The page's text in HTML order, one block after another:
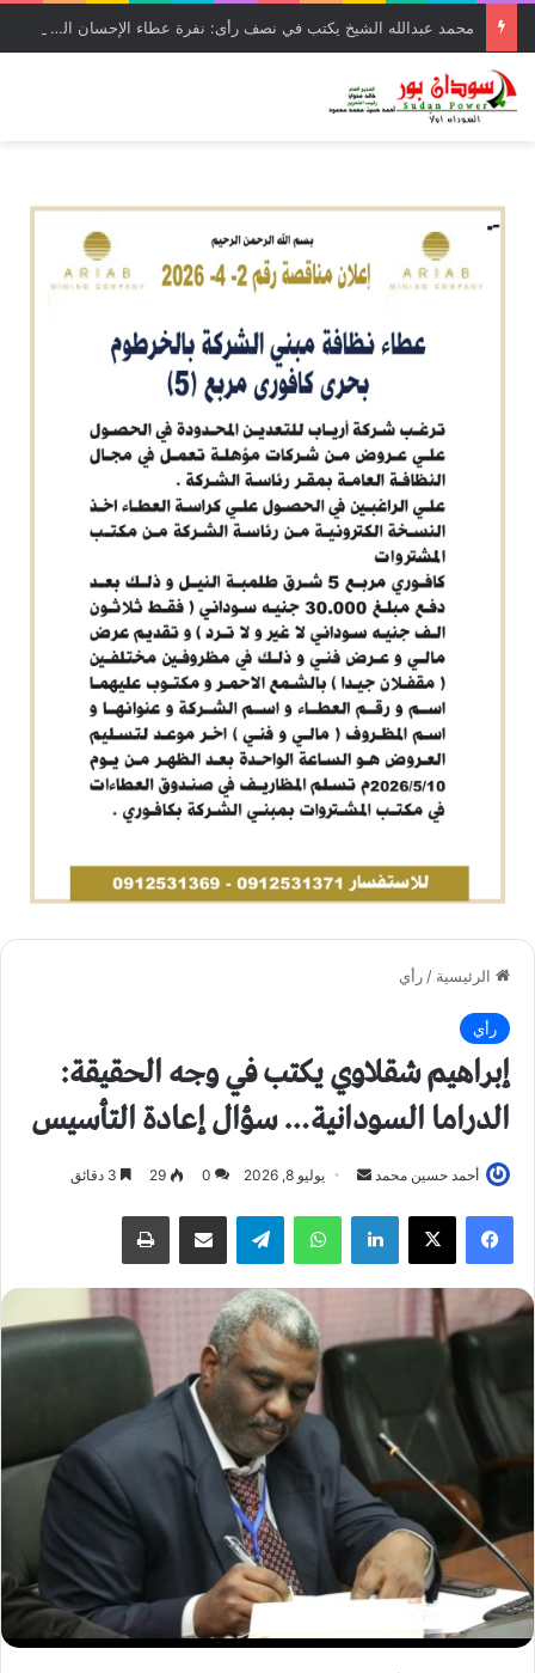
محمد عبدالله الشيخ يكتب في نصف رأى: نفرة عطاء الإحسان الخامسة بالقضارف سردية الاجادة والحلول الناجعة ( *2*)
الرئيسية /رأي
رأي
إبراهيم شقلاوي يكتب في وجه الحقيقة:
الدراما السودانية… سؤال إعادة التأسيس
أحمد حسين محمد
ل
ب
ي
ت
ر
و
ن
ي
يوليو 8, 2026 0
29
فيسبوك لينكدإن واتساب